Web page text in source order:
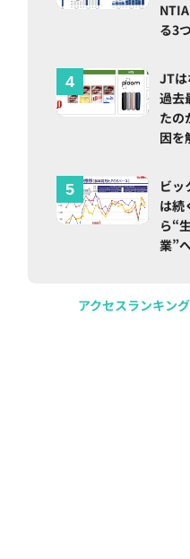
る3
JTは
過去
たの
因を
ビッ
は続
ら“
業”
アクセスランキン